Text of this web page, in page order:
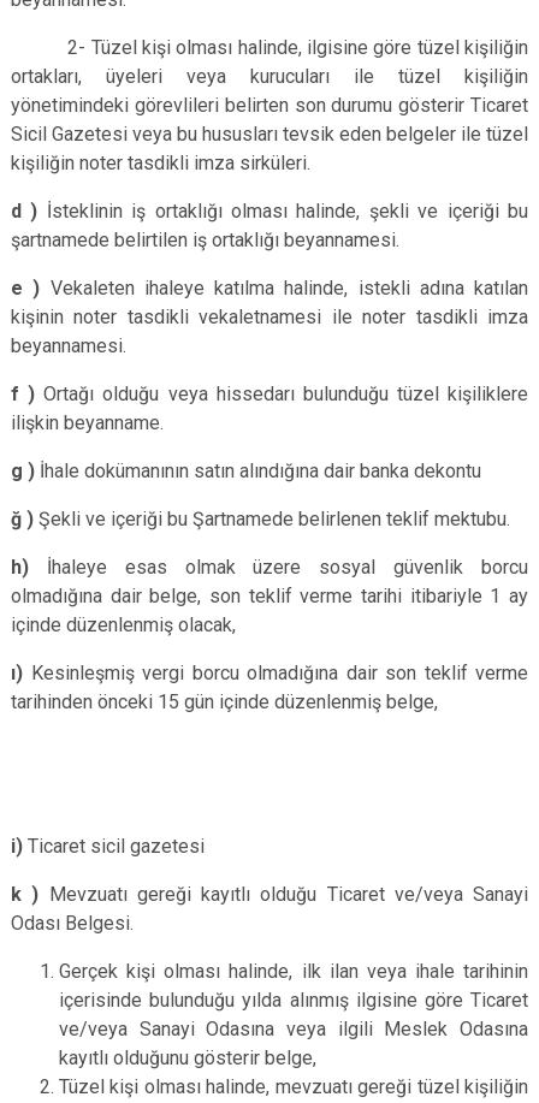
2- Tüzel kişi olması halinde, ilgisine göre tüzel kişiliğin
ortakları, üyeleri veya kurucuları ile tüzel kişiliğin
yönetimindeki görevlileri belirten son durumu gösterir Ticaret
Sicil Gazetesi veya bu hususları tevsik eden belgeler ile tüzel
kişiliğin noter tasdikli imza sirküleri.
d ) İsteklinin iş ortaklığı olması halinde, şekli ve içeriği bu
şartnamede belirtilen iş ortaklığı beyannamesi.
e ) Vekaleten ihaleye katılma halinde, istekli adına katılan
kişinin noter tasdikli vekaletnamesi ile noter tasdikli imza
beyannamesi.
f ) Ortağı olduğu veya hissedarı bulunduğu tüzel kişiliklere
ilişkin beyanname.
g ) İhale dokümanının satın alındığına dair banka dekontu
ğ ) Şekli ve içeriği bu Şartnamede belirlenen teklif mektubu.
h) İhaleye esas olmak üzere sosyal güvenlik borcu
olmadığına dair belge, son teklif verme tarihi itibariyle 1 ay
içinde düzenlenmiş olacak,
ı) Kesinleşmiş vergi borcu olmadığına dair son teklif verme
tarihinden önceki 15 gün içinde düzenlenmiş belge,
i) Ticaret sicil gazetesi
k ) Mevzuatı gereği kayıtlı olduğu Ticaret ve/veya Sanayi
Odası Belgesi.
Gerçek kişi olması halinde, ilk ilan veya ihale tarihinin
içerisinde bulunduğu yılda alınmış ilgisine göre Ticaret
ve/veya Sanayi Odasına veya ilgili Meslek Odasına
kayıtlı olduğunu gösterir belge,
Tüzel kişi olması halinde, mevzuatı gereği tüzel kişiliğin